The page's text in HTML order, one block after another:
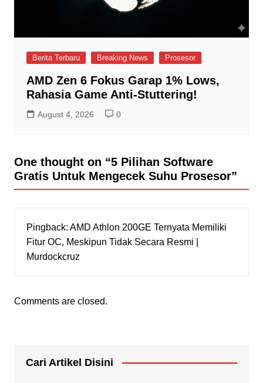
Berita Terbaru Breaking News Prosesor
AMD Zen 6 Fokus Garap 1% Lows,
Rahasia Game Anti-Stuttering!
August 4, 2026 0
One thought on “5 Pilihan Software
Gratis Untuk Mengecek Suhu Prosesor”
Pingback: AMD Athlon 200GE Ternyata Memiliki
Fitur OC, Meskipun Tidak Secara Resmi |
Murdockcruz
Comments are closed.
Cari Artikel Disini